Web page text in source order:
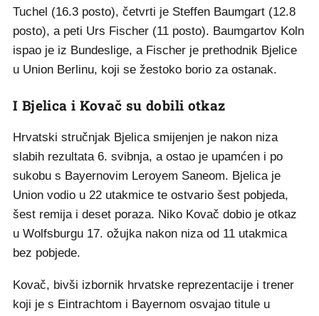
Tuchel (16.3 posto), četvrti je Steffen Baumgart (12.8
posto), a peti Urs Fischer (11 posto). Baumgartov Koln
ispao je iz Bundeslige, a Fischer je prethodnik Bjelice
u Union Berlinu, koji se žestoko borio za ostanak.
I Bjelica i Kovač su dobili otkaz
Hrvatski stručnjak Bjelica smijenjen je nakon niza
slabih rezultata 6. svibnja, a ostao je upamćen i po
sukobu s Bayernovim Leroyem Saneom. Bjelica je
Union vodio u 22 utakmice te ostvario šest pobjeda,
šest remija i deset poraza. Niko Kovač dobio je otkaz
u Wolfsburgu 17. ožujka nakon niza od 11 utakmica
bez pobjede.
Kovač, bivši izbornik hrvatske reprezentacije i trener
koji je s Eintrachtom i Bayernom osvajao titule u